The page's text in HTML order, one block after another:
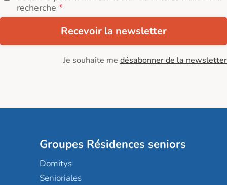
recherche
Recevoir la newsletter
Je souhaite me désabonner de la newsletter
Groupes Résidences seniors
Domitys
Senioriales